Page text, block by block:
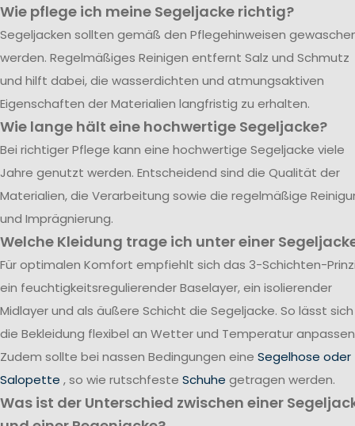
Wie pflege ich meine Segeljacke richtig?
Segeljacken sollten gemäß den Pflegehinweisen
werden. Regelmäßiges Reinigen entfernt Salz und Schmutz
und hilft dabei, die wasserdichten und atmungsaktiven
Eigenschaften der Materialien langfristig zu erhalten.
Wie lange hält eine hochwertige Segeljacke?
Bei richtiger Pflege kann eine hochwertige Segeljacke viele
Jahre genutzt werden. Entscheidend sind die Qualität der
Materialien, die Verarbeitung sowie die regelmäßige
und Imprägnierung.
Welche Kleidung trage ich unter einer
Für optimalen Komfort empfiehlt sich das 3-Schichten-
ein feuchtigkeitsregulierender Baselayer, ein isolierender
Midlayer und als äußere Schicht die Segeljacke. So lässt sich
die Bekleidung flexibel an Wetter und Temperatur
Zudem sollte bei nassen Bedingungen eine Segelhose oder
Salopette , so wie rutschfeste Schuhe getragen werden.
Was ist der Unterschied zwischen einer